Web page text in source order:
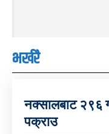
भर्खरै
नक्सालबाट २९६
पक्राउ